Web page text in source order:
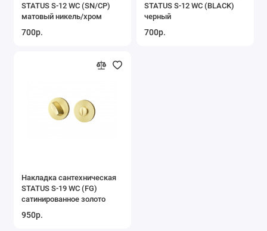
STATUS S-12 WC (SN/CP)
матовый никель/хром
700р.
STATUS S-12 WC (BLACK)
черный
700р.
Накладка сантехническая
STATUS S-19 WC (FG)
сатинированное золото
950р.